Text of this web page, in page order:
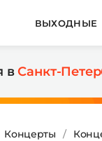
ВЫХОДНЫЕ
вСанкт-
Концерты